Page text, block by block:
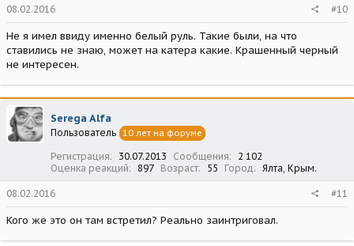
08.02.2016 #10
Не я имел ввиду именно белый руль. Такие были, на что
ставились не знаю, может на катера какие. Крашенный черный
не интересен.
Serega Alfa
Пользователь 10 лет на форуме
Регистрация 30.07.2013 Сообщения
2 102
Оценка реакций
897 Возраст 55 Город Ялта, Крым.
08.02.2016 #11
Кого же это он там встретил? Реально заинтриговал.